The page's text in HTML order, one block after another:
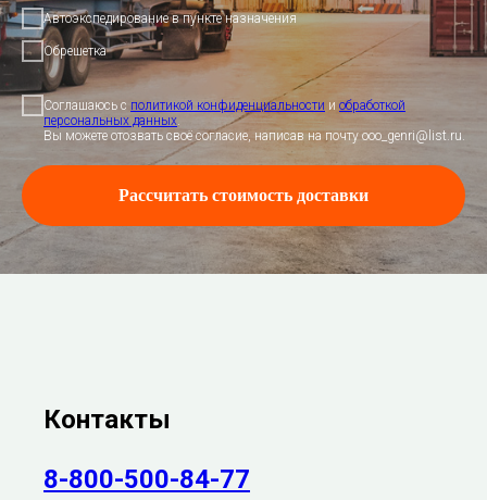
Автоэкспедирование в пункте назначения
Обрешетка
Соглашаюсь с политикой конфиденциальности и обработкой
персональных данных.
Вы можете отозвать своё согласие, написав на почту ooo_genri@list.ru.
Рассчитать стоимость доставки
Контакты
8-800-500-84-77